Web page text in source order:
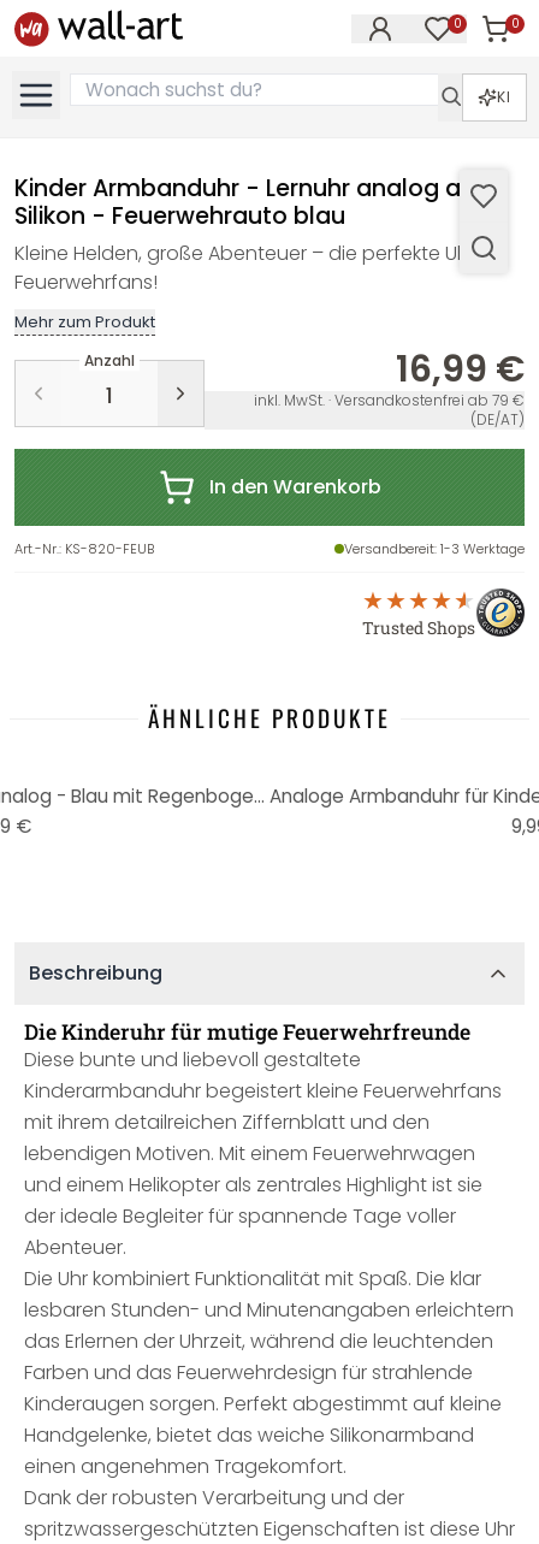
0 0
KI
Kinder Armbanduhr - Lernuhr analog aus
Silikon - Feuerwehrauto blau
Kleine Helden, große Abenteuer – die perfekte Uhr für
Feuerwehrfans!
Mehr zum Produkt
Anzahl 16,99 €
inkl. MwSt. · Versandkostenfrei ab 79 €
(DE/AT)
In den Warenkorb
Art.-Nr.: KS-820-FEUB Versandbereit: 1-3 Werktage
Trusted Shops
ÄHNLICHE PRODUKTE
Kinder Armbanduhr - Lernuhr analog - Blau mit Regenbogen Zifferblatt
€
Beschreibung
Die Kinderuhr für mutige Feuerwehrfreunde
Diese bunte und liebevoll gestaltete
Kinderarmbanduhr begeistert kleine Feuerwehrfans
mit ihrem detailreichen Ziffernblatt und den
lebendigen Motiven. Mit einem Feuerwehrwagen
und einem Helikopter als zentrales Highlight ist sie
der ideale Begleiter für spannende Tage voller
Abenteuer.
Die Uhr kombiniert Funktionalität mit Spaß. Die klar
lesbaren Stunden- und Minutenangaben erleichtern
das Erlernen der Uhrzeit, während die leuchtenden
Farben und das Feuerwehrdesign für strahlende
Kinderaugen sorgen. Perfekt abgestimmt auf kleine
Handgelenke, bietet das weiche Silikonarmband
einen angenehmen Tragekomfort.
Dank der robusten Verarbeitung und der
spritzwassergeschützten Eigenschaften ist diese Uhr